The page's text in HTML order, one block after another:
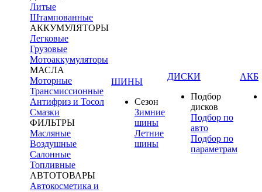
Литые
Штампованные
АККУМУЛЯТОРЫ
Легковые
Грузовые
Мотоаккумуляторы
МАСЛА
Моторные
Трансмиссионные
Антифриз и Тосол
Смазки
ФИЛЬТРЫ
Масляные
Воздушные
Салонные
Топливные
АВТОТОВАРЫ
Автокосметика и
ШИНЫ
Сезон
Зимние
шины
Летние
шины
ДИСКИ
Подбор
дисков
Подбор по
авто
Подбор по
параметрам
АКБ